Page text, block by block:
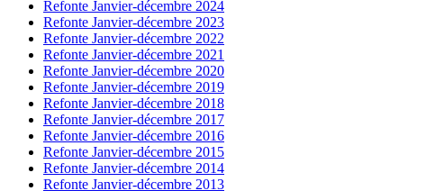
Refonte Janvier-décembre 2024
Refonte Janvier-décembre 2023
Refonte Janvier-décembre 2022
Refonte Janvier-décembre 2021
Refonte Janvier-décembre 2020
Refonte Janvier-décembre 2019
Refonte Janvier-décembre 2018
Refonte Janvier-décembre 2017
Refonte Janvier-décembre 2016
Refonte Janvier-décembre 2015
Refonte Janvier-décembre 2014
Refonte Janvier-décembre 2013